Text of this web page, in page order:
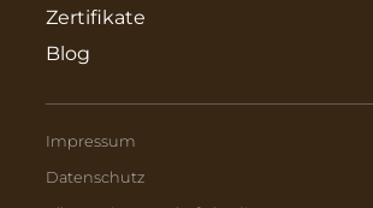
Zertifikate
Blog
Impressum
Datenschutz